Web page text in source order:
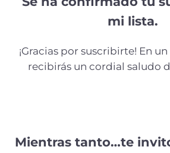
mi lista.
¡Gracias por suscribirte! En
recibirás un cordial saludo
Mientras tanto…te